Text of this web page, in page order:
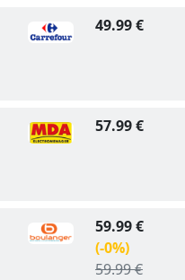
49.99 €
57.99 €
59.99 €
(-0%)
59.99 €